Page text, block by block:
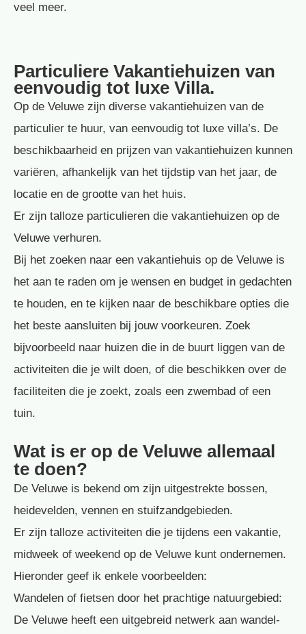
veel meer.
Particuliere Vakantiehuizen van
eenvoudig tot luxe Villa.
Op de Veluwe zijn diverse vakantiehuizen van de
particulier te huur, van eenvoudig tot luxe villa’s. De
beschikbaarheid en prijzen van vakantiehuizen kunnen
variëren, afhankelijk van het tijdstip van het jaar, de
locatie en de grootte van het huis.
Er zijn talloze particulieren die vakantiehuizen op de
Veluwe verhuren.
Bij het zoeken naar een vakantiehuis op de Veluwe is
het aan te raden om je wensen en budget in gedachten
te houden, en te kijken naar de beschikbare opties die
het beste aansluiten bij jouw voorkeuren. Zoek
bijvoorbeeld naar huizen die in de buurt liggen van de
activiteiten die je wilt doen, of die beschikken over de
faciliteiten die je zoekt, zoals een zwembad of een
tuin.
Wat is er op de Veluwe allemaal
te doen?
De Veluwe is bekend om zijn uitgestrekte bossen,
heidevelden, vennen en stuifzandgebieden.
Er zijn talloze activiteiten die je tijdens een vakantie,
midweek of weekend op de Veluwe kunt ondernemen.
Hieronder geef ik enkele voorbeelden:
Wandelen of fietsen door het prachtige natuurgebied:
De Veluwe heeft een uitgebreid netwerk aan wandel-